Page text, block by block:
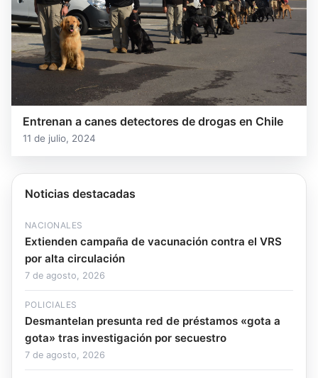
Entrenan a canes detectores de drogas en Chile
11 de julio, 2024
Noticias destacadas
NACIONALES
Extienden campaña de vacunación contra el VRS
por alta circulación
7 de agosto, 2026
POLICIALES
Desmantelan presunta red de préstamos «gota a
gota» tras investigación por secuestro
7 de agosto, 2026